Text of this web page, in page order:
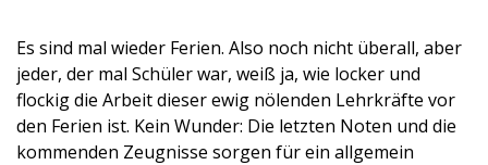
Es sind mal wieder Ferien. Also noch nicht überall, aber
jeder, der mal Schüler war, weiß ja, wie locker und
flockig die Arbeit dieser ewig nölenden Lehrkräfte vor
den Ferien ist. Kein Wunder: Die letzten Noten und die
kommenden Zeugnisse sorgen für ein allgemein